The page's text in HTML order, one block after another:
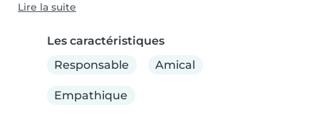
Lire la suite
Les caractéristiques
Responsable
Amical
Empathique